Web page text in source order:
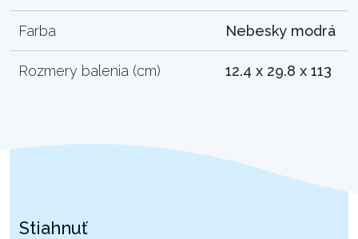
Farba Nebesky modrá
Rozmery balenia (cm) 12.4 x 29.8 x 113
Stiahnuť